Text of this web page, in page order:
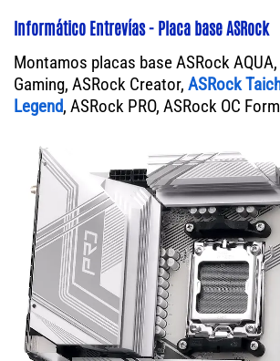
Informático Entrevías - Placa base ASRock
Montamos placas base ASRock
Gaming, ASRock Creator, ASRock
Legend, ASRock PRO, ASRock OC